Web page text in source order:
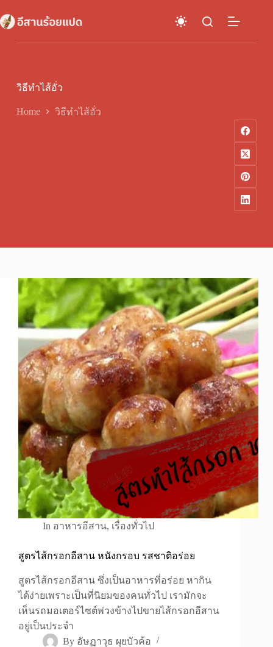
to
content
วิธีทําไส้อั่ว
Home วิธีทําไส้อั่ว
In อาหารอีสาน, เรื่องทั่วไป
สูตรไส้กรอกอีสาน หนังกรอบ รสชาติอร่อย
สูตรไส้กรอกอีสาน ซึ่งเป็นอาหารที่อร่อย หากิน
ได้ง่ายเพราะเป็นที่นิยมของคนทั่วไป เรามักจะ
เห็นรถมอเตอร์ไซต์พ่วงข้างไปขายไส้กรอกอีสาน
อยู่เป็นประจำ
By อัษฏาวุธ ผุยบัวค้อ